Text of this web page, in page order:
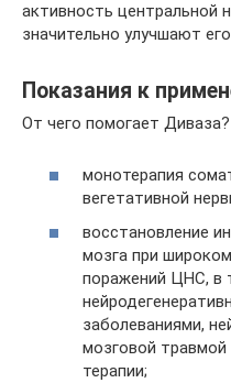
активность центральной
значительно улучшают
Показания к
От чего помогает
монотерапия
вегетативной
восстановление
мозга при
поражений ЦНС, в
заболеваниями,
мозговой
терапии;